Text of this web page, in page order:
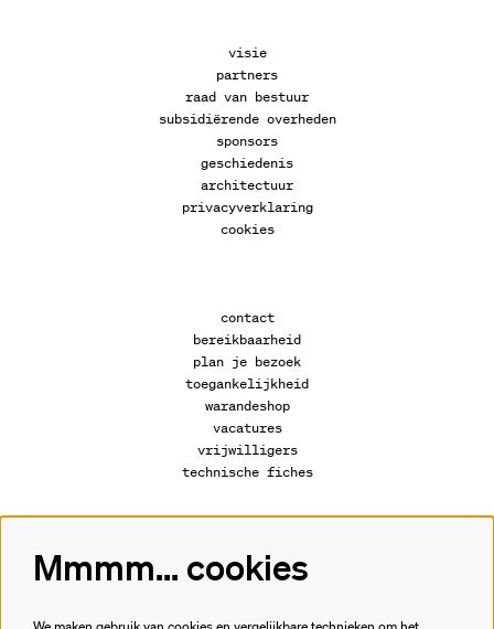
visie
partners
raad van bestuur
subsidiërende overheden
sponsors
geschiedenis
architectuur
privacyverklaring
cookies
contact
bereikbaarheid
plan je bezoek
toegankelijkheid
warandeshop
vacatures
vrijwilligers
technische fiches
Volg ons
Mmmm... cookies